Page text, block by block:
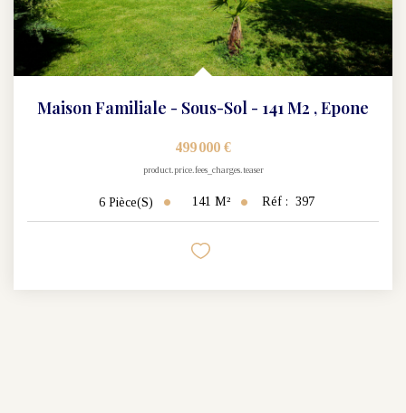
Maison Familiale - Sous-Sol - 141 M2 ,Epone
499 000 €
product.price.fees_charges.teaser
6 Pièce(s) 141 M² Réf : 397